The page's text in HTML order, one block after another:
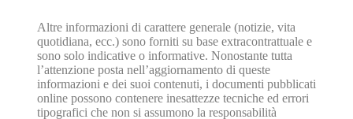
Altre informazioni di carattere generale (notizie, vita
quotidiana, ecc.) sono forniti su base extracontrattuale e
sono solo indicative o informative. Nonostante tutta
l’attenzione posta nell’aggiornamento di queste
informazioni e dei suoi contenuti, i documenti pubblicati
online possono contenere inesattezze tecniche ed errori
tipografici che non si assumono la responsabilità